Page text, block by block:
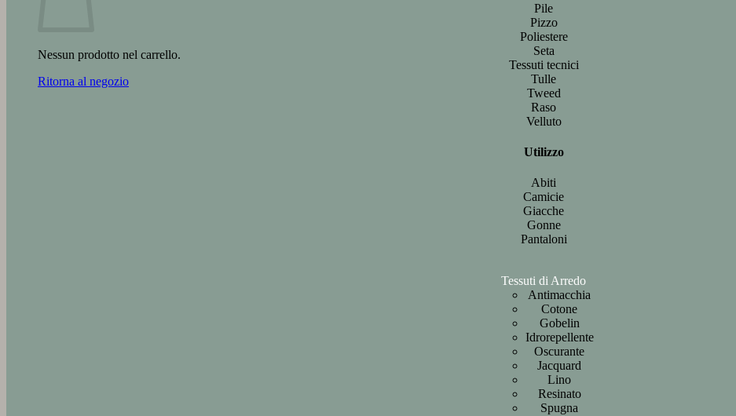
Nessun prodotto nel carrello.
Ritorna al negozio
Pile
Pizzo
Poliestere
Seta
Tessuti tecnici
Tulle
Tweed
Raso
Velluto
Utilizzo
Abiti
Camicie
Giacche
Gonne
Pantaloni
Tessuti di Arredo
Antimacchia
Cotone
Gobelin
Idrorepellente
Oscurante
Jacquard
Lino
Resinato
Spugna